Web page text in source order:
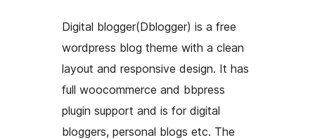
Digital blogger(Dblogger) is a free
wordpress blog theme with a clean
layout and responsive design. It has
full woocommerce and bbpress
plugin support and is for digital
bloggers, personal blogs etc. The